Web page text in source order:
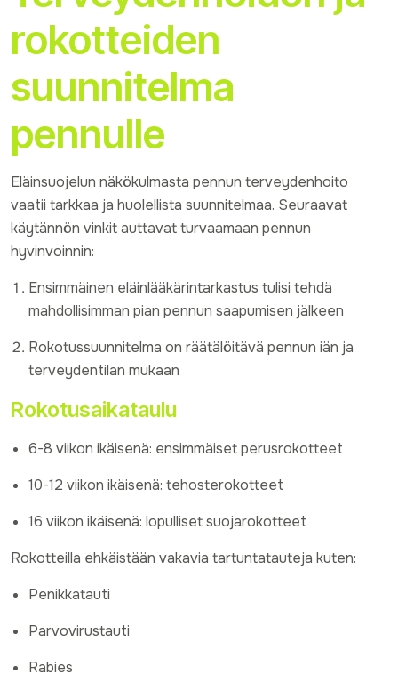
rokotteiden
suunnitelma
pennulle
Eläinsuojelun näkökulmasta pennun terveydenhoito
vaatii tarkkaa ja huolellista suunnitelmaa. Seuraavat
käytännön vinkit auttavat turvaamaan pennun
hyvinvoinnin:
Ensimmäinen eläinlääkärintarkastus tulisi tehdä
mahdollisimman pian pennun saapumisen jälkeen
Rokotussuunnitelma on räätälöitävä pennun iän ja
terveydentilan mukaan
Rokotusaikataulu
6-8 viikon ikäisenä: ensimmäiset perusrokotteet
10-12 viikon ikäisenä: tehosterokotteet
16 viikon ikäisenä: lopulliset suojarokotteet
Rokotteilla ehkäistään vakavia tartuntatauteja kuten:
Penikkatauti
Parvovirustauti
Rabies